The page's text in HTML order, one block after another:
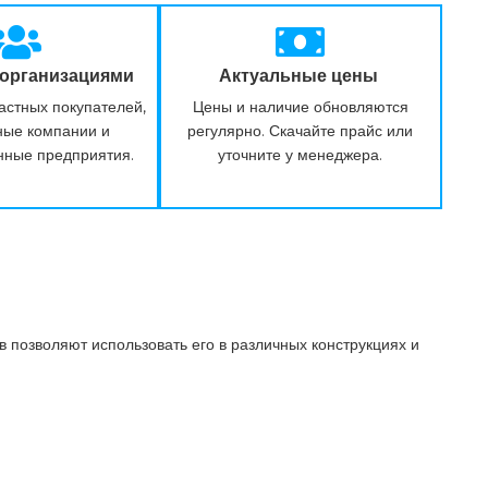
покупателей,
компании и
предприятия.
Актуальные цены
Цены и наличие обновляются
регулярно. Скачайте прайс или
уточните у менеджера.
использовать его в различных конструкциях и